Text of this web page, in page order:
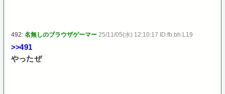
492:名無しのブラウザゲーマー 25/11/05(水) 12:10:17 ID:fb.bh.L19
>>491
やったぜ